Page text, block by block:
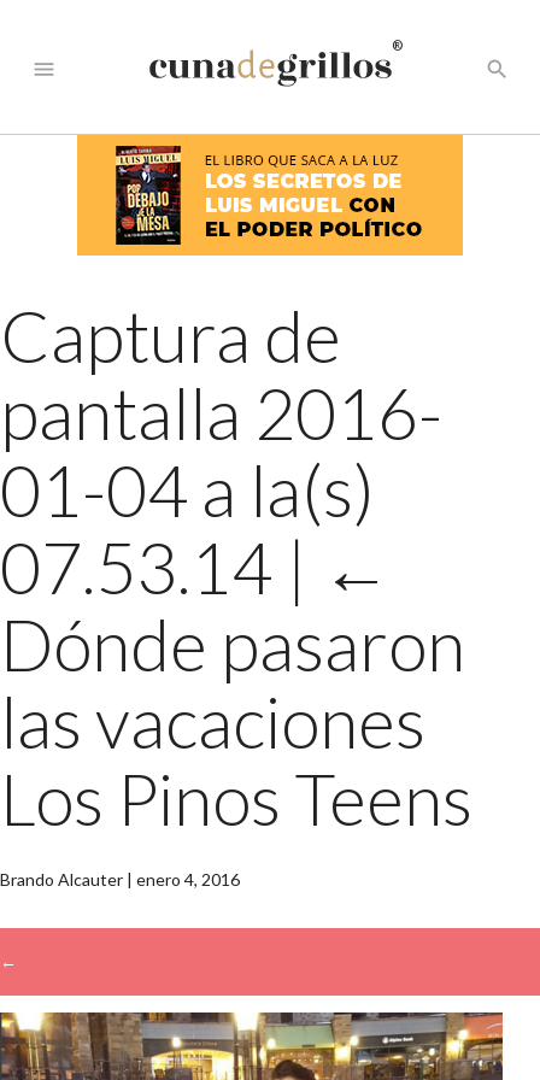
menu
®
search
Captura de
pantalla 2016-
01-04 a la(s)
07.53.14 | ←
Dónde pasaron
las vacaciones
Los Pinos Teens
Brando Alcauter | enero 4, 2016
←
→